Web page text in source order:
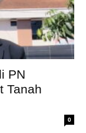
PN
Tanah
0